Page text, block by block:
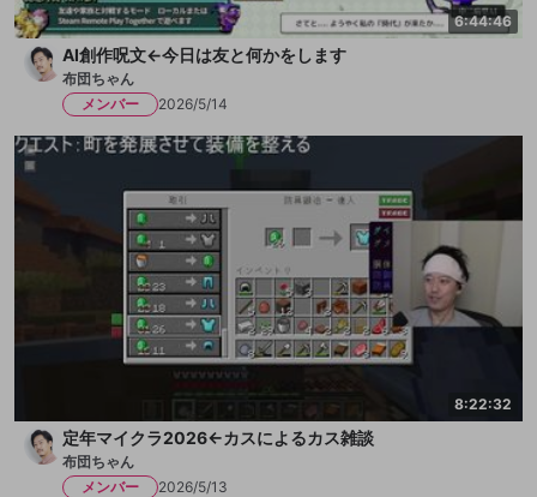
6:44:46
AI創作呪文←今日は友と何かをします
布団ちゃん
メンバー
2026/5/14
8:22:32
定年マイクラ2026←カスによるカス雑談
布団ちゃん
メンバー
2026/5/13